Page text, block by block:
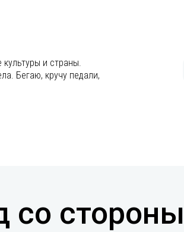
и страны.
Бегаю, кручу педали,
со стороны